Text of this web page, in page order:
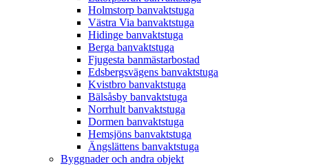
Holmstorp banvaktstuga
Västra Via banvaktstuga
Hidinge banvaktstuga
Berga banvaktstuga
Fjugesta banmästarbostad
Edsbergsvägens banvaktstuga
Kvistbro banvaktstuga
Bälsåsby banvaktstuga
Norrhult banvaktstuga
Dormen banvaktstuga
Hemsjöns banvaktstuga
Ängslättens banvaktstuga
Byggnader och andra objekt